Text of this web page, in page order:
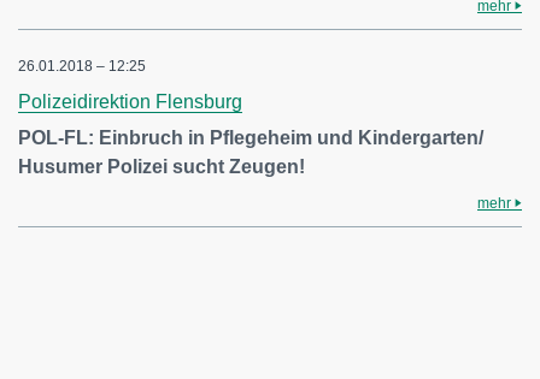
mehr
26.01.2018 – 12:25
Polizeidirektion Flensburg
POL-FL: Einbruch in Pflegeheim und Kindergarten/
Husumer Polizei sucht Zeugen!
mehr